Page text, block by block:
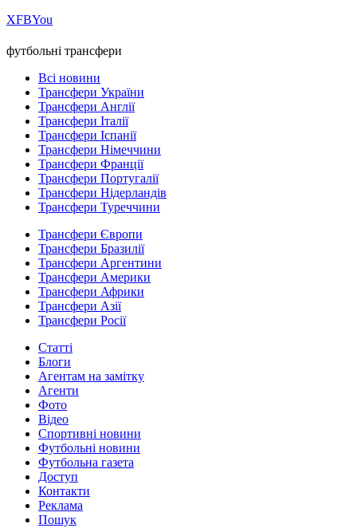
ХFBYou
футбольні трансфери
Всі новини
Трансфери України
Трансфери Англії
Трансфери Італії
Трансфери Іспанії
Трансфери Німеччини
Трансфери Франції
Трансфери Португалії
Трансфери Нідерландів
Трансфери Туреччини
Трансфери Європи
Трансфери Бразилії
Трансфери Аргентини
Трансфери Америки
Трансфери Африки
Трансфери Азії
Трансфери Росії
Статті
Блоги
Агентам на замітку
Агенти
Фото
Відео
Спортивні новини
Футбольні новини
Футбольна газета
Доступ
Контакти
Реклама
Пошук